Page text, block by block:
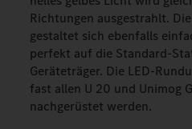
Richtungen ausgestrahlt.
gestaltet sich ebenfalls
perfekt auf die Standard-
Geräteträger. Die LED-
fast allen U 20 und Unimog
nachgerüstet werden.